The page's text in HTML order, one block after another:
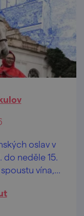
oslav v
do neděle 15.
vína,